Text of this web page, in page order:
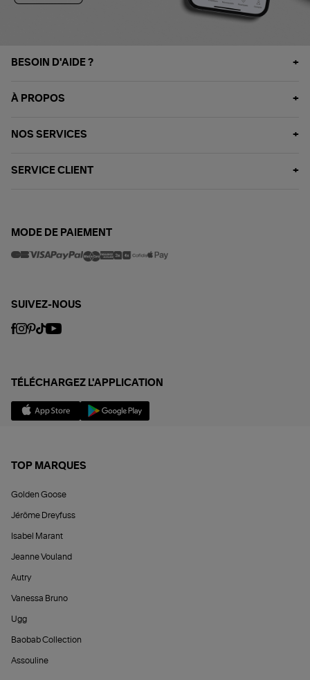
BESOIN D'AIDE ?
À PROPOS
NOS SERVICES
SERVICE CLIENT
MODE DE PAIEMENT
SUIVEZ-NOUS
TÉLÉCHARGEZ L'APPLICATION
TOP MARQUES
Golden Goose
Jérôme Dreyfuss
Isabel Marant
Jeanne Vouland
Autry
Vanessa Bruno
Ugg
Baobab Collection
Assouline